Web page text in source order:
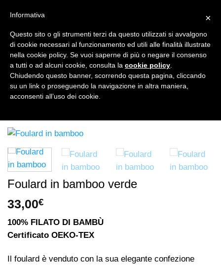
contenuti
NEWSLETTER
ACCESSORI / FOULARD IN BAMBOO
Foulard in bamboo verde
33,00€
100% FILATO DI BAMBÙ
Certificato OEKO-TEX
Il foulard è venduto con la sua elegante confezione
×
Informativa
Questo sito o gli strumenti terzi da questo utilizzati si avvalgono
di cookie necessari al funzionamento ed utili alle finalità illustrate
nella cookie policy. Se vuoi saperne di più o negare il consenso
a tutti o ad alcuni cookie, consulta la cookie policy
Chiudendo questo banner, scorrendo questa pagina, cliccando
su un link o proseguendo la navigazione in altra maniera,
acconsenti all’uso dei cookie.